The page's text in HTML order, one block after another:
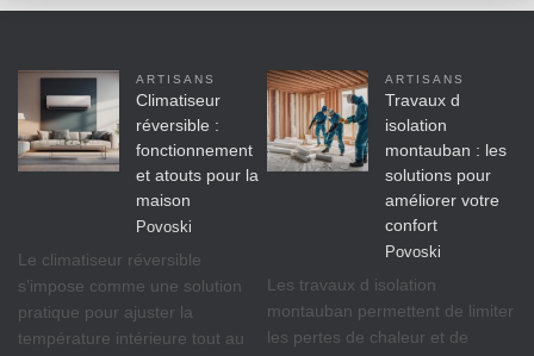
ARTISANS
Climatiseur
réversible :
fonctionnement
et atouts pour la
maison
Povoski
Le climatiseur réversible
s’impose comme une solution
pratique pour ajuster la
température intérieure tout au
ARTISANS
Travaux d
isolation
montauban : les
solutions pour
améliorer votre
confort
Povoski
Les travaux d isolation
montauban permettent de limiter
les pertes de chaleur et de